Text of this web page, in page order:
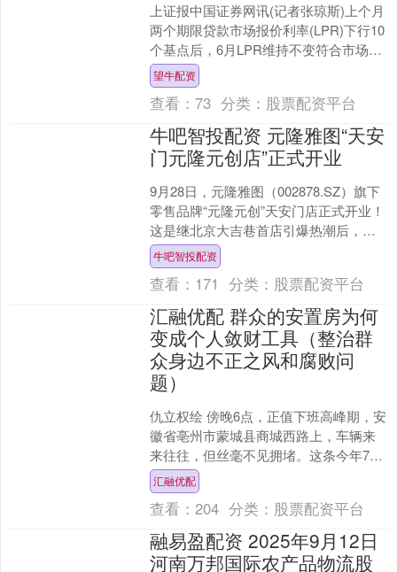
上证报中国证券网讯(记者张琼斯)上个月
两个期限贷款市场报价利率(LPR)下行10
个基点后，6月LPR维持不变符合市场预
期。 6月20日，央行授权全国银行间同业
拆....
望牛配资
查看：73 分类： 股票配资平台
牛吧智投配资 ​元隆雅图“天安
门元隆元创店”正式开业
9月28日，元隆雅图（002878.SZ）旗下
零售品牌“元隆元创”天安门店正式开业！
这是继北京大吉巷首店引爆热潮后，元
隆元创在全国布局的第二家沉浸式IP文创
店。....
牛吧智投配资
查看： 171 分类： 股票配资平台
汇融优配 群众的安置房为何
变成个人敛财工具（整治群
众身边不正之风和腐败问
题）
仇立权绘 傍晚6点，正值下班高峰期，安
徽省亳州市蒙城县商城西路上，车辆来
来往往，但丝毫不见拥堵。这条今年7月
才新修通车的道路，直接连通城西岳王
大道，极大方便了市....
汇融优配
查看：204 分类： 股票配资平台
融易盈配资 2025年9月12日
河南万邦国际农产品物流股